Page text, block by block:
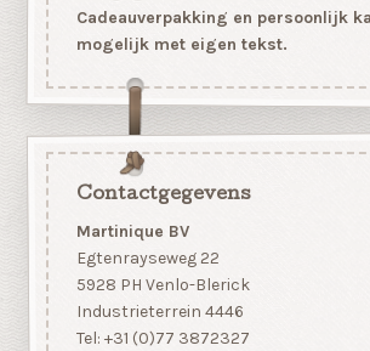
Cadeauverpakking en persoonlijk
mogelijk met eigen tekst.
Contactgegevens
Martinique BV
Egtenrayseweg 22
5928 PH Venlo-Blerick
Industrieterrein 4446
Tel: +31 (0)77 3872327